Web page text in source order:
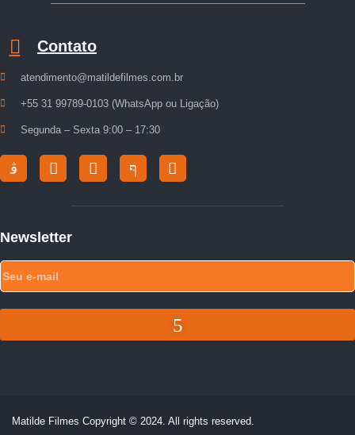
Contato
atendimento@matildefilmes.com.br
+55 31 99789-0103 (WhatsApp ou Ligação)
Segunda – Sexta 9:00 – 17:30
Newsletter
Matilde Filmes Copyright © 2024. All rights reserved.